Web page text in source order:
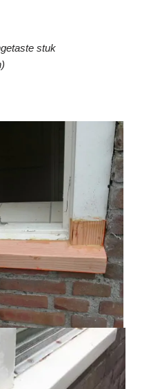
stuk